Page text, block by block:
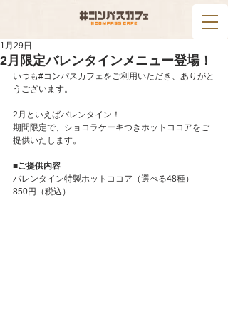
2月限定バレンタインメニュー登場！
1月29日
いつも#コンパスカフェをご利用いただき、ありがと
うございます。
2月といえばバレンタイン！
期間限定で、ショコラケーキつきホットココアをご
提供いたします。
■ご提供内容
バレンタイン特製ホットココア（選べる48種）
850円（税込）